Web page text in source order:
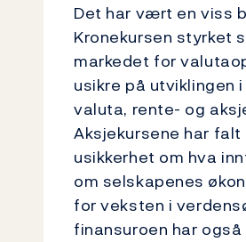
Det har vært en viss
Kronekursen styrket
markedet for
usikre på utviklingen
valuta, rente- og
Aksjekursene har
usikkerhet om hva
om selskapenes
for veksten i
finansuroen har